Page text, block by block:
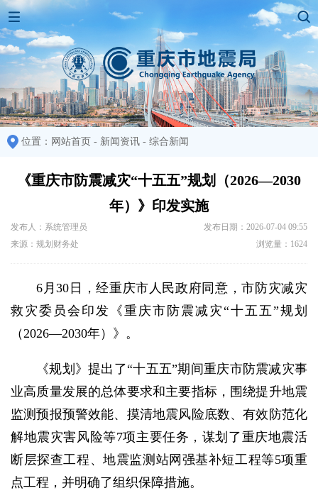
位置： 网站首页 - 新闻资讯 - 综合新闻
《重庆市防震减灾“十五五”规划（2026—2030
年）》印发实施
发布人：系统管理员
发布日期：2026-07-04 09:55
来源：规划财务处
浏览量：1624
6月30日，经重庆市人民政府同意，市防灾减灾
救灾委员会印发《重庆市防震减灾“十五五”规划
（2026—2030年）》。
《规划》提出了“十五五”期间重庆市防震减灾事
业高质量发展的总体要求和主要指标，围绕提升地震
监测预报预警效能、摸清地震风险底数、有效防范化
解地震灾害风险等7项主要任务，谋划了重庆地震活
断层探查工程、地震监测站网强基补短工程等5项重
点工程，并明确了组织保障措施。